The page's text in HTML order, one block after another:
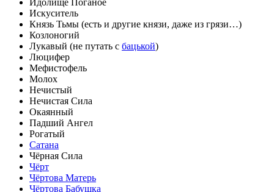
Искуситель
Князь Тьмы (есть и другие князи, даже из грязи…)
Козлоногий
Лукавый (не путать с бацькой)
Люцифер
Мефистофель
Молох
Нечистый
Нечистая Сила
Окаянный
Падший Ангел
Рогатый
Сатана
Чёрная Сила
Чёрт
Чёртова Матерь
Чёртова Бабушка